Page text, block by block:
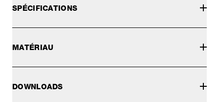
SPÉCIFICATIONS
MATÉRIAU
DOWNLOADS